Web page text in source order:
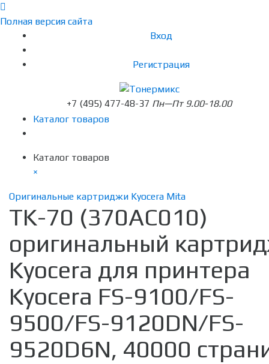
Полная версия сайта
Вход
Регистрация
+7 (495) 477-48-37 Пн—Пт 9.00-18.00
Каталог товаров
Каталог товаров
×
Оригинальные картриджи Kyocera Mita
TK-70 (370AC010)
оригинальный
Kyocera для принтера
Kyocera FS-9100/FS-
9500/FS-9120DN/FS-
9520D6N, 40000